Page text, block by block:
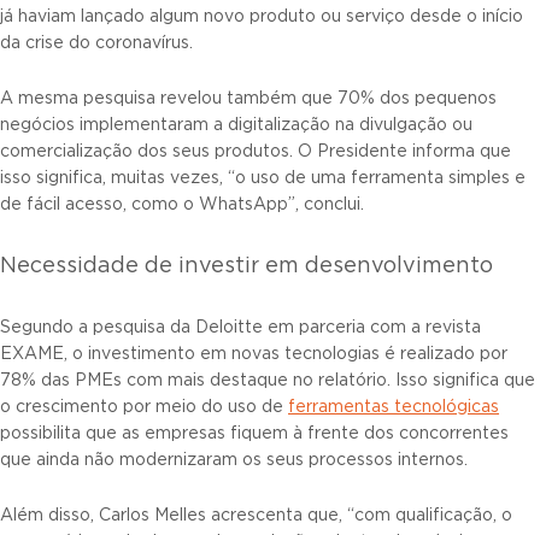
já haviam lançado algum novo produto ou serviço desde o início
da crise do coronavírus.
A mesma pesquisa revelou também que 70% dos pequenos
negócios implementaram a digitalização na divulgação ou
comercialização dos seus produtos. O Presidente informa que
isso significa, muitas vezes, “o uso de uma ferramenta simples e
de fácil acesso, como o WhatsApp”, conclui.
Necessidade de investir em desenvolvimento
Segundo a pesquisa da Deloitte em parceria com a revista
EXAME, o investimento em novas tecnologias é realizado por
78% das PMEs com mais destaque no relatório. Isso significa que
o crescimento por meio do uso de ferramentas tecnológicas
possibilita que as empresas fiquem à frente dos concorrentes
que ainda não modernizaram os seus processos internos.
Além disso, Carlos Melles acrescenta que, “com qualificação, o